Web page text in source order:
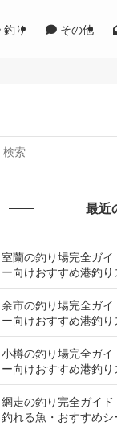
釣り その他
最近
室蘭の釣り場完全ガ
ー向けおすすめ港釣
余市の釣り場完全ガ
ー向けおすすめ港釣
小樽の釣り場完全ガ
ー向けおすすめ港釣
網走の釣り完全ガイド
釣れる魚・おすすめシ